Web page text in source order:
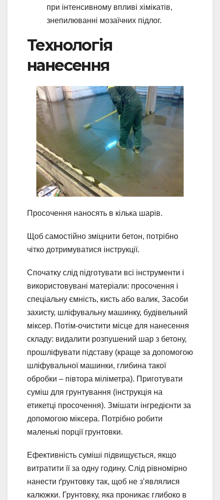
при інтенсивному впливі хімікатів,
знепилюванні мозаїчних підлог.
Технологія
нанесення
Просочення наносять в кілька шарів.
Щоб самостійно зміцнити бетон, потрібно
чітко дотримуватися інструкції.
Спочатку слід підготувати всі інструменти і
використовувані матеріали: просочення і
спеціальну ємність, кисть або валик, Засоби
захисту, шліфувальну машинку, будівельний
міксер. Потім-очистити місце для нанесення
складу: видалити розпушений шар з бетону,
прошліфувати підставу (краще за допомогою
шліфувальної машинки, глибина такої
обробки – півтора міліметра). Приготувати
суміш для грунтування (інструкція на
етикетці просочення). Змішати інгредієнти за
допомогою міксера. Потрібно робити
маленькі порції грунтовки.
Ефективність суміші підвищується, якщо
витратити її за одну годину. Слід рівномірно
нанести ґрунтовку так, щоб не з’являлися
калюжки. Грунтовку, яка проникає глибоко в